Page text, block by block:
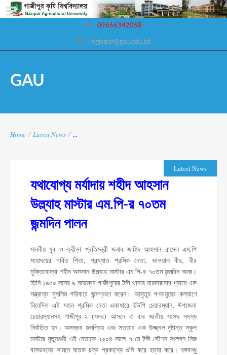
09666342058
registrar@gau.edu.bd
GAU
Home / Latest News / ...
Latest News
যথাযোগ্য মর্যাদায় শহীদ আহসান
উল্ল্যাহ মাস্টার এম.পি-র ৭০তম
জন্মদিন পালন
মাননীয় যুব ও ক্রীড়া প্রতিমন্ত্রী জনাব জাহিদ আহসান রাসেল এম.পি
মহোদয়ের গর্বিত পিতা, প্রখ্যাত শ্রমিক নেতা, ভাওয়াল বীর, বীর
মুক্তিযোদ্ধা শহীদ আহ্সান উল্ল্যাহ মাস্টার এম.পি-র ৭০তম জন্মদিন আজ।
তিনি ১৯৫০ সনের ৯ নভেম্বর গাজীপুরের টঙ্গী থানার হায়দারাবাদ গ্রামে এক
সম্ভ্রান্ত মুসলিম পরিবারে জন্মগ্রহণ করেন। আমৃত্যু গণমানুষের কল্যাণে
নিবেদিত এই মহান শ্রমিক নেতা একাধারে ইউপি চেয়ারম্যান, উপজেলা
চেয়ারম্যানসহ গাজীপুর-২ (সদর) আসনে ৩ বার জাতীয় সংসদ সদস্য
নির্বাচিত হন। অসম্ভব জনপ্রিয় এবং সততার এক উজ্জ্বল দৃষ্টান্ত স্কুল
মাস্টার মৃত্যুঞ্জয়ী এই নেতাকে ২০০৪ সালে ৭ মে টঙ্গী স্টেশন সংলগ্ন নিজ
বাসভবনের সামনে ঘাতক চক্র প্রকাশ্যে গুলি করে হত্যা করে। বঙ্গবন্ধু